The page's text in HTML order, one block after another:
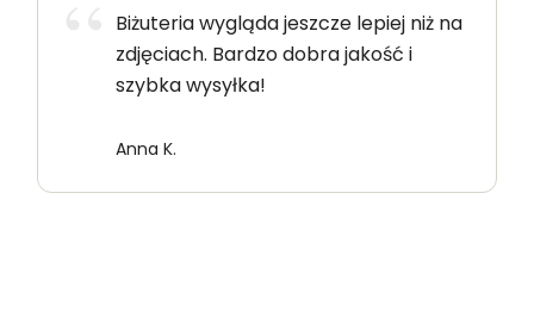
Biżuteria wygląda jeszcze lepiej niż na
zdjęciach. Bardzo dobra jakość i
szybka wysyłka!
Anna K.